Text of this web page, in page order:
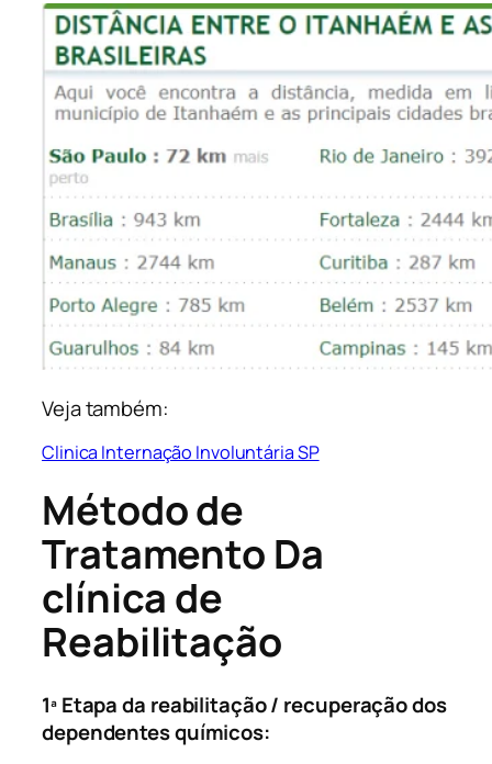
Veja também:
Clinica Internação Involuntária SP
Método de
Tratamento Da
clínica de
Reabilitação
1ª Etapa da reabilitação / recuperação dos
dependentes químicos: